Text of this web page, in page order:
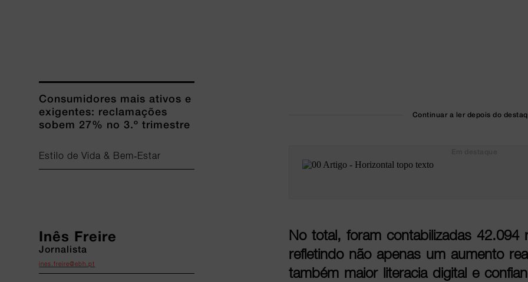
Consumidores mais ativos e
exigentes: reclamações
sobem 27% no 3.º trimestre
Estilo de Vida & Bem-Estar
Inês Freire
Jornalista
ines.freire@ebh.pt
Continuar a ler depois do
No total, foram contabilizadas 42.094
refletindo não apenas um aumento
também maior literacia digital e